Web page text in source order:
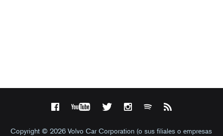
Copyright © 2026 Volvo Car Corporation (o sus filiales o empresas